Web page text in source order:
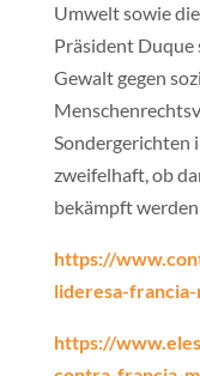
Umwelt sowie
Präsident
Gewalt gegen
Sondergerichten
zweifelhaft, ob
bekämpft
https://
lideresa-
https://